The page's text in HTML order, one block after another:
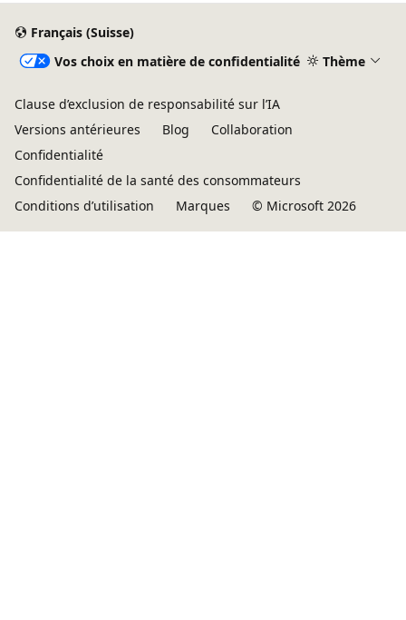
Français (Suisse)
Vos choix en matière de confidentialité
Thème
Clause d’exclusion de responsabilité sur l’IA
Versions antérieures
Blog
Collaboration
Confidentialité
Confidentialité de la santé des consommateurs
Conditions d’utilisation
Marques © Microsoft 2026